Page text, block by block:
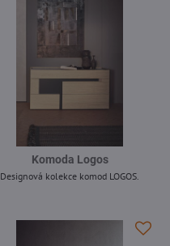
Komoda Logos
Designová kolekce komod LOGOS.